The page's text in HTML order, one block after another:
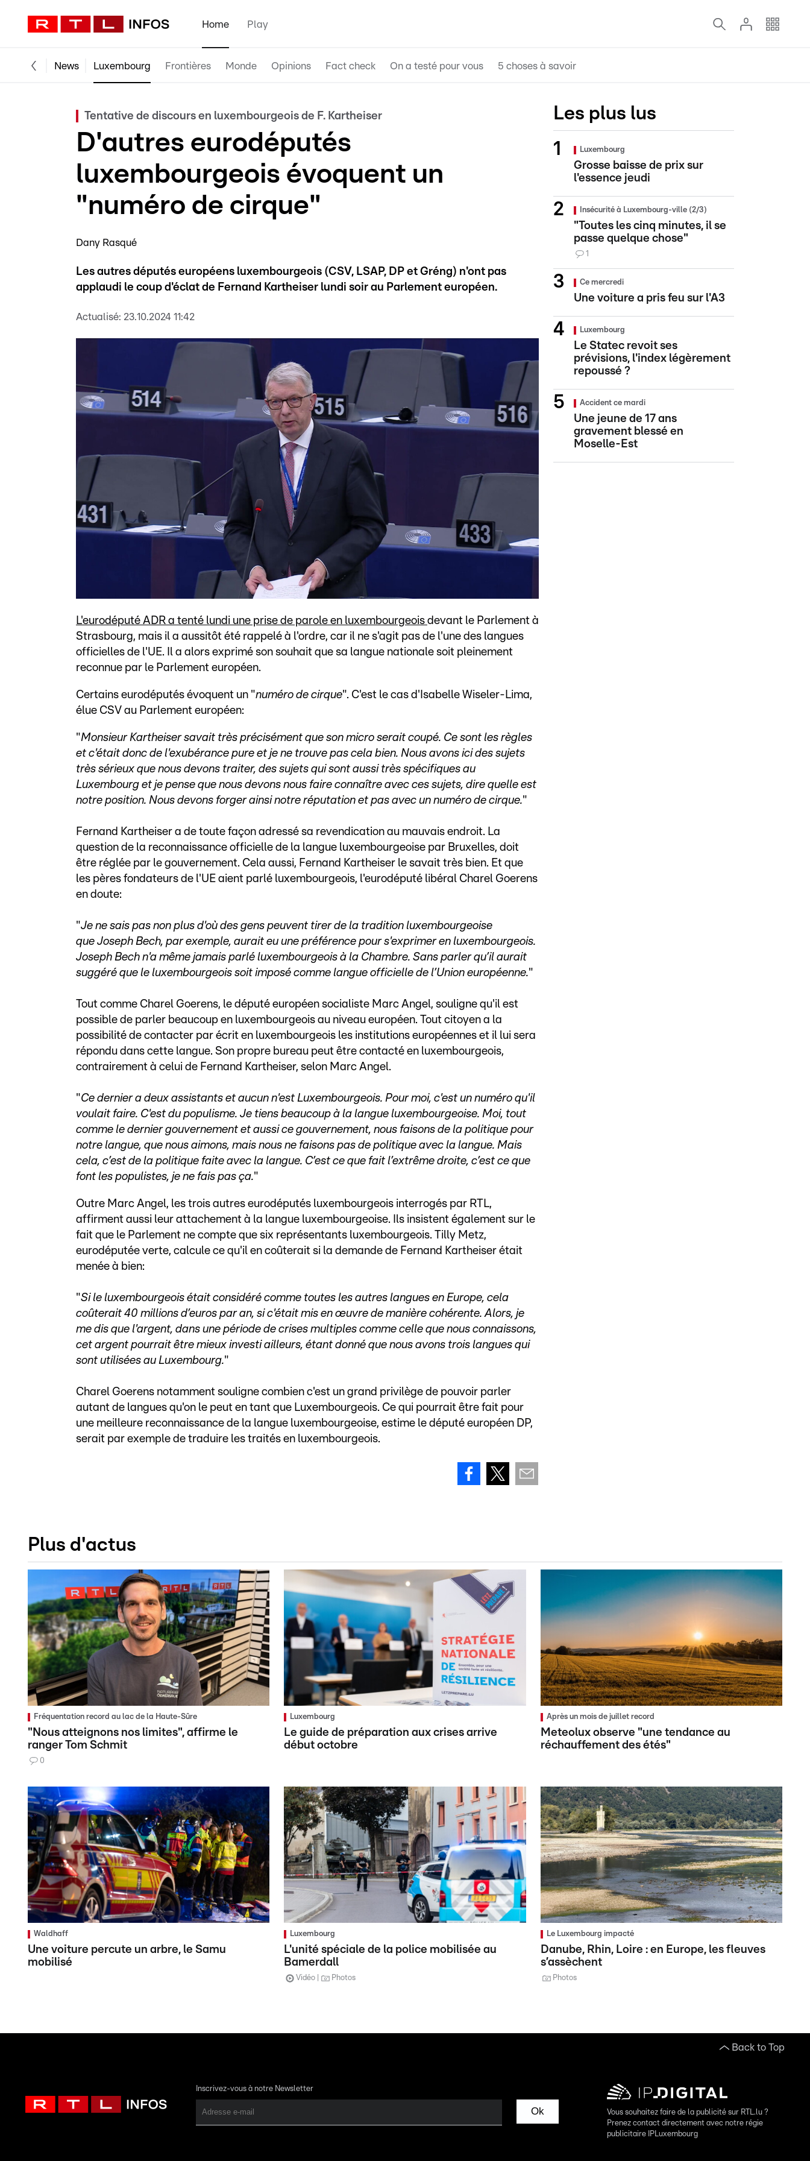
Home Play
News Luxembourg Frontières Monde Opinions Fact check On a testé pour vous 5 choses à savoir
Tentative de discours en luxembourgeois de F. Kartheiser
D'autres eurodéputés
luxembourgeois évoquent un
"numéro de cirque"
Dany Rasqué
Les autres députés européens luxembourgeois (CSV, LSAP, DP et Gréng) n'ont pas
applaudi le coup d'éclat de Fernand Kartheiser lundi soir au Parlement européen.
Actualisé: 23.10.2024 11:42
L'eurodéputé ADR a tenté lundi une prise de parole en luxembourgeois devant le Parlement à
Strasbourg, mais il a aussitôt été rappelé à l'ordre, car il ne s'agit pas de l'une des langues
officielles de l'UE. Il a alors exprimé son souhait que sa langue nationale soit pleinement
reconnue par le Parlement européen.
Certains eurodéputés évoquent un "numéro de cirque". C'est le cas d'Isabelle Wiseler-Lima,
élue CSV au Parlement européen:
"Monsieur Kartheiser savait très précisément que son micro serait coupé. Ce sont les règles
et c'était donc de l'exubérance pure et je ne trouve pas cela bien. Nous avons ici des sujets
très sérieux que nous devons traiter, des sujets qui sont aussi très spécifiques au
Luxembourg et je pense que nous devons nous faire connaître avec ces sujets, dire quelle est
notre position. Nous devons forger ainsi notre réputation et pas avec un numéro de cirque."
Fernand Kartheiser a de toute façon adressé sa revendication au mauvais endroit. La
question de la reconnaissance officielle de la langue luxembourgeoise par Bruxelles, doit
être réglée par le gouvernement. Cela aussi, Fernand Kartheiser le savait très bien. Et que
les pères fondateurs de l'UE aient parlé luxembourgeois, l'eurodéputé libéral Charel Goerens
en doute:
"Je ne sais pas non plus d'où des gens peuvent tirer de la tradition luxembourgeoise
que Joseph Bech, par exemple, aurait eu une préférence pour s'exprimer en luxembourgeois.
Joseph Bech n'a même jamais parlé luxembourgeois à la Chambre. Sans parler qu’il aurait
suggéré que le luxembourgeois soit imposé comme langue officielle de l’Union européenne."
Tout comme Charel Goerens, le député européen socialiste Marc Angel, souligne qu'il est
possible de parler beaucoup en luxembourgeois au niveau européen. Tout citoyen a la
possibilité de contacter par écrit en luxembourgeois les institutions européennes et il lui sera
répondu dans cette langue. Son propre bureau peut être contacté en luxembourgeois,
contrairement à celui de Fernand Kartheiser, selon Marc Angel.
"Ce dernier a deux assistants et aucun n'est Luxembourgeois. Pour moi, c'est un numéro qu'il
voulait faire. C'est du populisme. Je tiens beaucoup à la langue luxembourgeoise. Moi, tout
comme le dernier gouvernement et aussi ce gouvernement, nous faisons de la politique pour
notre langue, que nous aimons, mais nous ne faisons pas de politique avec la langue. Mais
cela, c’est de la politique faite avec la langue. C’est ce que fait l’extrême droite, c’est ce que
font les populistes, je ne fais pas ça."
Outre Marc Angel, les trois autres eurodéputés luxembourgeois interrogés par RTL,
affirment aussi leur attachement à la langue luxembourgeoise. Ils insistent également sur le
fait que le Parlement ne compte que six représentants luxembourgeois. Tilly Metz,
eurodéputée verte, calcule ce qu'il en coûterait si la demande de Fernand Kartheiser était
menée à bien:
"Si le luxembourgeois était considéré comme toutes les autres langues en Europe, cela
coûterait 40 millions d’euros par an, si c'était mis en œuvre de manière cohérente. Alors, je
me dis que l'argent, dans une période de crises multiples comme celle que nous connaissons,
cet argent pourrait être mieux investi ailleurs, étant donné que nous avons trois langues qui
sont utilisées au Luxembourg."
Charel Goerens notamment souligne combien c'est un grand privilège de pouvoir parler
autant de langues qu'on le peut en tant que Luxembourgeois. Ce qui pourrait être fait pour
une meilleure reconnaissance de la langue luxembourgeoise, estime le député européen DP,
serait par exemple de traduire les traités en luxembourgeois.
Les plus lus
Luxembourg
Grosse baisse de prix sur
l'essence jeudi
Insécurité à Luxembourg-ville (2/3)
"Toutes les cinq minutes, il se
passe quelque chose"
1
Ce mercredi
Une voiture a pris feu sur l'A3
Luxembourg
Le Statec revoit ses
prévisions, l'index légèrement
repoussé ?
Accident ce mardi
Une jeune de 17 ans
gravement blessé en
Moselle-Est
Plus d'actus
Fréquentation record au lac de la Haute-Sûre
"Nous atteignons nos limites", affirme le
ranger Tom Schmit
0
Luxembourg
Le guide de préparation aux crises arrive
début octobre
Après un mois de juillet record
Meteolux observe "une tendance au
réchauffement des étés"
Waldhaff
Une voiture percute un arbre, le Samu
mobilisé
Luxembourg
L'unité spéciale de la police mobilisée au
Bamerdall
Vidéo Photos
Le Luxembourg impacté
Danube, Rhin, Loire : en Europe, les fleuves
s’assèchent
Photos
Back to Top
Inscrivez-vous à notre Newsletter
Ok
Vous souhaitez faire de la publicité sur RTL.lu ?
Prenez contact directement avec notre régie
publicitaire IPLuxembourg